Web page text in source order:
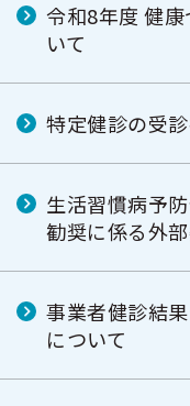
令和8年度 健
いて
特定健診の受
生活習慣病予
勧奨に係る外
事業者健診結
について